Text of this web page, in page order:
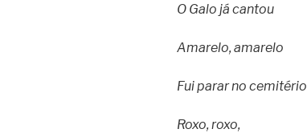
O Galo já cantou
Amarelo, amarelo
Fui parar no cemitério
Roxo, roxo,